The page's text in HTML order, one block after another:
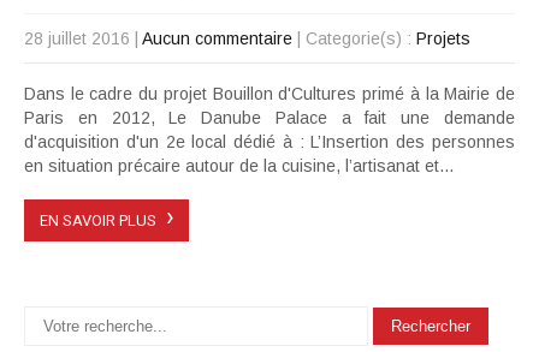
28 juillet 2016 Aucun commentaire | Categorie(s) : Projets
Dans le cadre du projet Bouillon d'Cultures primé à la Mairie de
Paris en 2012, Le Danube Palace a fait une demande
d'acquisition d'un 2e local dédié à : L’Insertion des personnes
en situation précaire autour de la cuisine, l’artisanat et...
EN SAVOIR PLUS ›